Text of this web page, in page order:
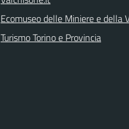
Ecomuseo delle Miniere e della
Turismo Torino e Provincia